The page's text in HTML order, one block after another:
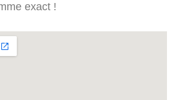
exact !